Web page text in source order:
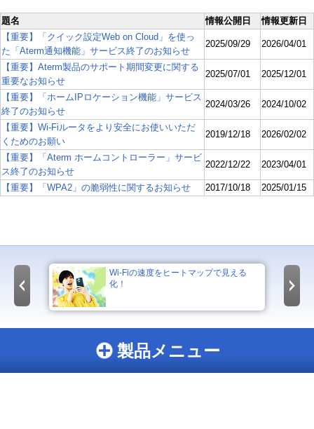
題名 情報公開日
情報更新日
【重要】「クイック設定Web on Cloud」を使っ
た「Aterm通知機能」サービス終了のお知らせ
2025/09/29 2026/04/01
【重要】Aterm製品のサポート期間変更に関する
重要なお知らせ
2025/07/01 2025/12/01
【重要】「ホームIPロケーション機能」サービス
終了のお知らせ
2024/03/26 2024/10/02
【重要】Wi-Fiルータをより安全にお使いいただ
くためのお願い
2019/12/18 2026/02/02
【重要】「Aterm ホームコントローラー」サービ
ス終了のお知らせ
2022/12/22 2023/04/01
【重要】「WPA2」の脆弱性に関するお知らせ 2017/10/18 2025/01/15
Wi-Fiの速度をヒートマップで見える
化！
製品メニュー